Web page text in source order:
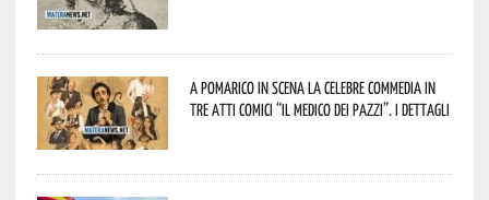
A Pomarico in scena la celebre commedia in
tre atti comici “Il medico dei pazzi”. I dettagli